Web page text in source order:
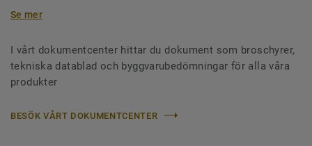
Se mer
I vårt dokumentcenter hittar du dokument som broschyrer,
tekniska datablad och byggvarubedömningar för alla våra
produkter
BESÖK VÅRT DOKUMENTCENTER